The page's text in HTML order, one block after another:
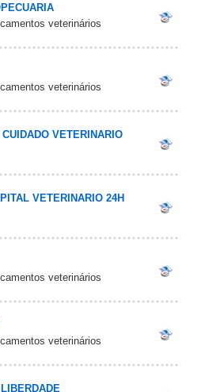
veterinários
veterinários
VETERINARIO
VETERINARIO 24H
veterinários
veterinários